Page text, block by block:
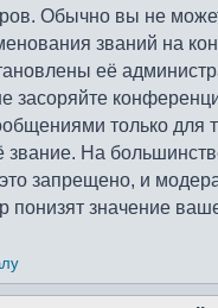
Обычно вы не
званий на
её
засоряйте
только для
звание. На
запрещено, и
понизят значение